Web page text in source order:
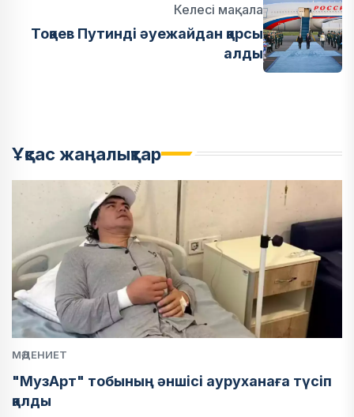
Келесі мақала
Тоқаев Путинді әуежайдан қарсы
алды
Ұқсас жаңалықтар
МӘДЕНИЕТ
"МузАрт" тобының әншісі ауруханаға түсіп
қалды